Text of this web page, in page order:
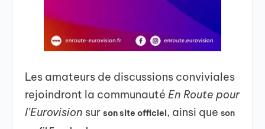
Les amateurs de discussions conviviales
rejoindront la communautéEn Route pour
l’Eurovision surson site officiel, ainsi queson